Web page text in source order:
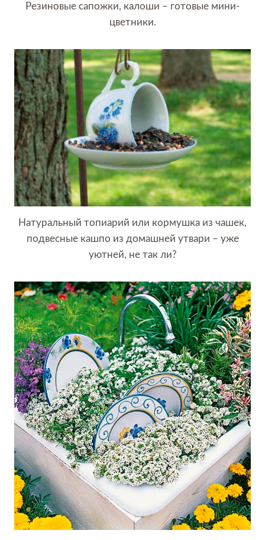
Резиновые сапожки, калоши – готовые мини-
цветники.
Натуральный топиарий или кормушка из чашек,
подвесные кашпо из домашней утвари – уже
уютней, не так ли?